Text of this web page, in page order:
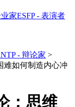
业家ESFP - 表演者
- 辩论家 >
难如何制造内心冲
：思维